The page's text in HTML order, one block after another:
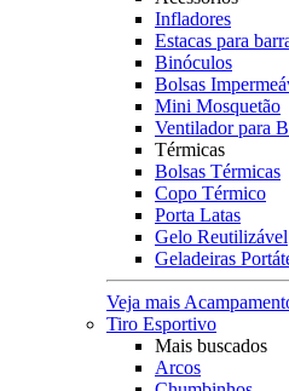
Infladores
Estacas para
Binóculos
Bolsas
Mini Mosquetão
Ventilador para
Térmicas
Bolsas Térmicas
Copo Térmico
Porta Latas
Gelo Reutilizável
Geladeiras
Veja mais
Tiro Esportivo
Mais buscados
Arcos